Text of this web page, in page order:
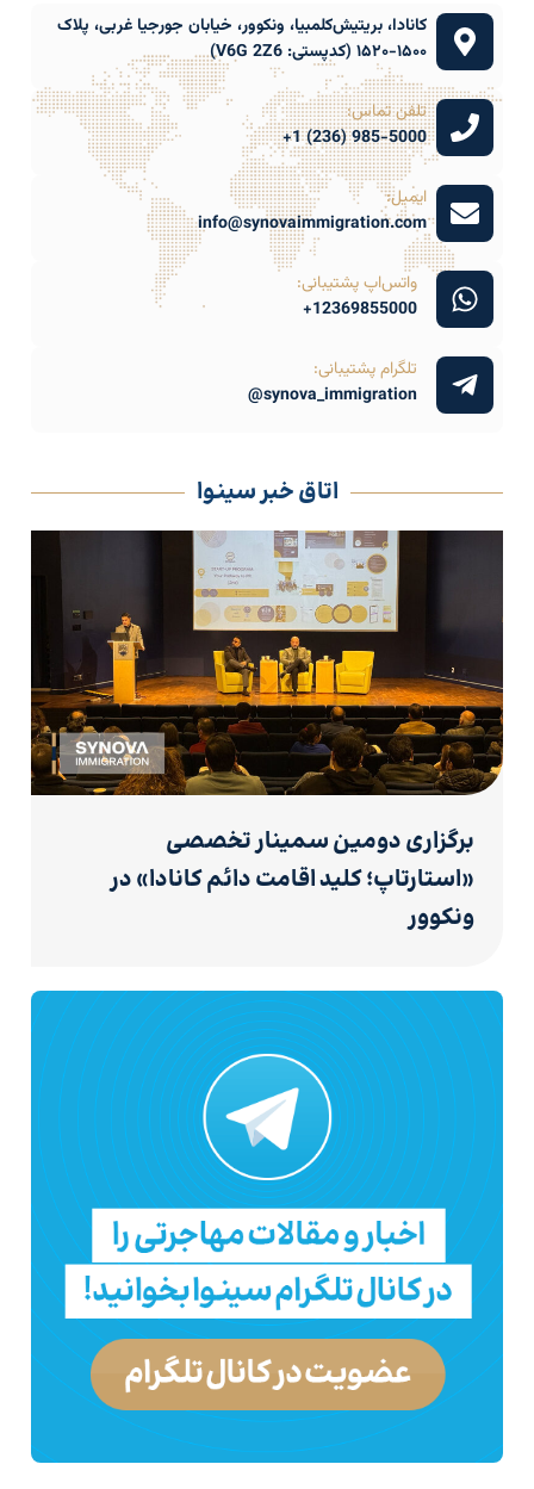
کانادا، بریتیش‌کلمبیا، ونکوور، خیابان جورجیا غربی، پلاک
۱۵۰۰-۱۵۲۰ (کدپستی: V6G 2Z6)
تلفن تماس:
985-5000 (236) 1+
ایمیل:
info@synovaimmigration.com
واتس‌اپ پشتیبانی:
12369855000+
تلگرام پشتیبانی:
synova_immigration@
اتاق خبر سینوا
برگزاری دومین سمینار تخصصی
«استارتاپ؛ کلید اقامت دائم کانادا» در
ونکوور